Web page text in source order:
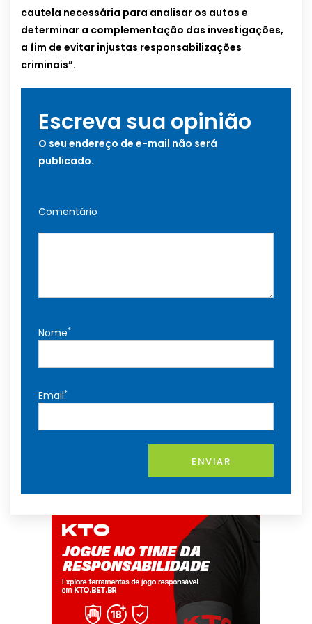
cautela necessária para analisar os autos e
determinar a complementação das investigações,
a fim de evitar injustas responsabilizações
criminais”.
Escreva sua opinião
O seu endereço de e-mail não será
publicado.
Comentário
Nome*
Email*
ENVIAR